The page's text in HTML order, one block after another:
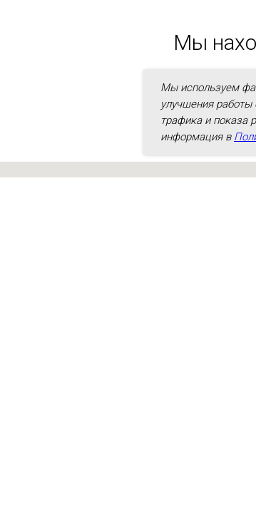
Мы
нашего
Мы используем
улучшения работы
трафика и показа
информация в